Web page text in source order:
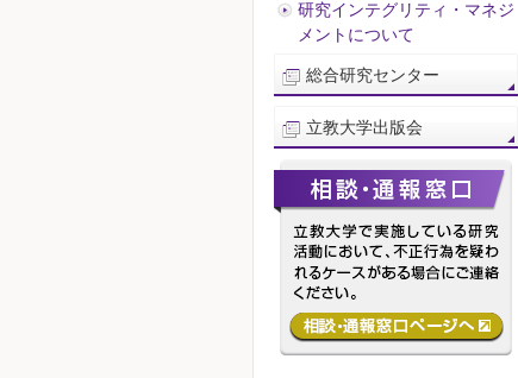
研究インテグリティ・マネジ
メントについて
総合研究センター
立教大学出版会